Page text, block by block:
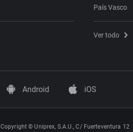
País Vasco
Ver todo
Android iOS
Copyright © Uniprex, S.A.U., C/ Fuerteventura 12